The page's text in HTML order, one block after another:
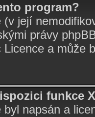
program?
(v její
právy
Licence a může
funkce
byl napsán a